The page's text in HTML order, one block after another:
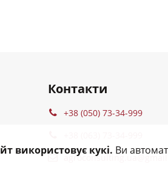
Контакти
+38 (050) 73-34-999
використовує кукі. Ви